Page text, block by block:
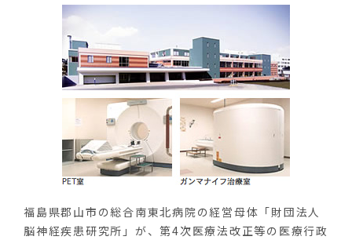
福島県郡山市の総合南東北病院の経営母体「財団法人
脳神経疾患研究所」が、第4次医療法改正等の医療行政